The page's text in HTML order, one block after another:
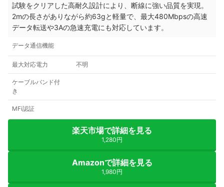
試験をクリアした高耐久設計により、断線に強い品質を実現。
2mの長さがありながら約63gと軽量で、最大480Mbpsの高速
データ転送や3Aの急速充電にも対応しています。
データ通信機能
最大対応電力 不明
ケーブルバンド付
き
MFi認証
楽天市場で詳細を見る
1,280円
Amazonで詳細を見る
1,980円